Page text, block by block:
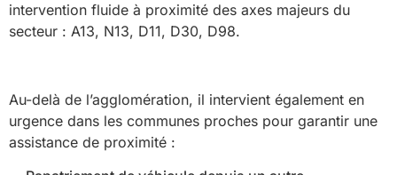
intervention fluide à proximité des axes majeurs du
secteur : A13, N13, D11, D30, D98.
Au-delà de l’agglomération, il intervient également en
urgence dans les communes proches pour garantir une
assistance de proximité :